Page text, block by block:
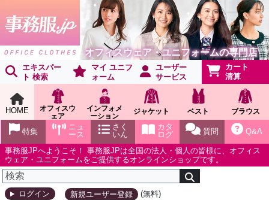
オフィスウェア・ユニフォームの専門店
エキスパー
ト 検索
マイ ユニフ
ォーム
ユーザー
サービス
カート
清算
HOME
オフィスウ
ェア
インフォメ
ーション
ショールー
ム
ジャケット ベスト ブラウス
Q&A
質問
カタ
ログ
さく
いん
ニュ
ース
特集
事務服JPへようこそ！ 事務服JPは全国の法人・個人の皆様に、オフィス
ウェア・ユニフォームをご提供するオンラインショップです。
ログイン 新規ユーザー登録 (無料)